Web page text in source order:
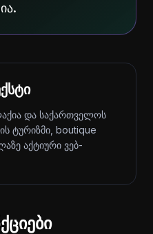
და საქართველოს
ტურიზმი, boutique
აქტიური ვებ-